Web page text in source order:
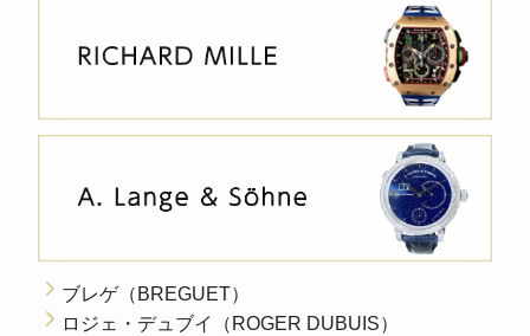
ブレゲ（BREGUET）
ロジェ・デュブイ（ROGER DUBUIS）